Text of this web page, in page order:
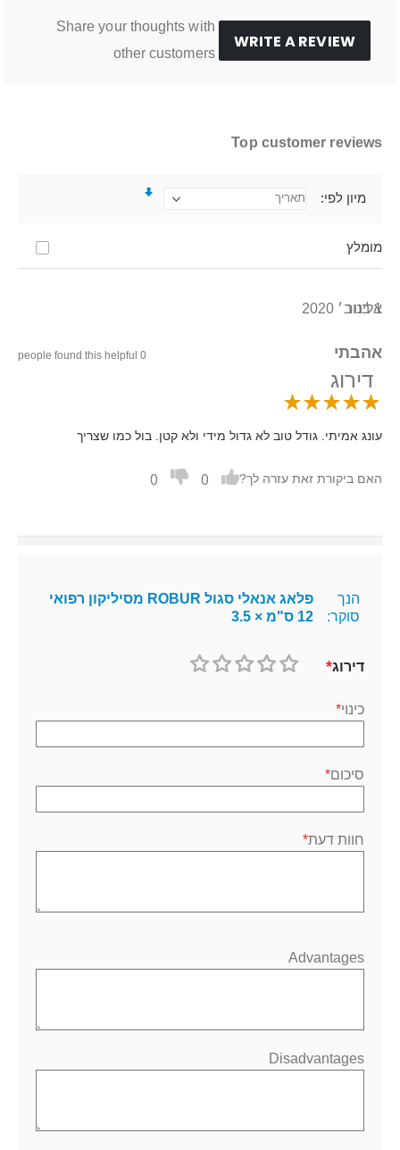
WRITE A REVIEW
Share your thoughts with
other customers
Top customer reviews
מומלץ
מיון לפי
אלינור
1 בנוב׳ 2020
אהבתי 0 people found this helpful
דירוג
עונג אמיתי. גודל טוב לא גדול מידי ולא קטן. בול כמו שצריך
האם ביקורת זאת עזרה לך? 0
0
הנך
סוקר:
פלאג אנאלי סגול ROBUR מסיליקון רפואי
12 ס"מ × 3.5
דירוג
כינוי
סיכום
חוות דעת
Advantages
Disadvantages